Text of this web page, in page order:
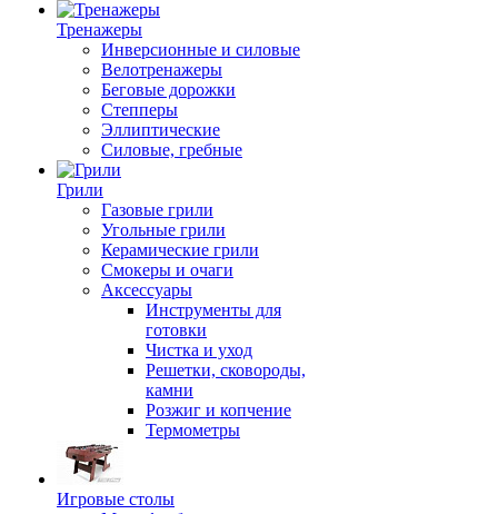
Тренажеры
Инверсионные и силовые
Велотренажеры
Беговые дорожки
Степперы
Эллиптические
Силовые, гребные
Грили
Газовые грили
Угольные грили
Керамические грили
Смокеры и очаги
Аксессуары
Инструменты для
готовки
Чистка и уход
Решетки, сковороды,
камни
Розжиг и копчение
Термометры
Игровые столы